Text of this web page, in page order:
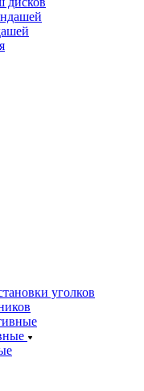
уголков